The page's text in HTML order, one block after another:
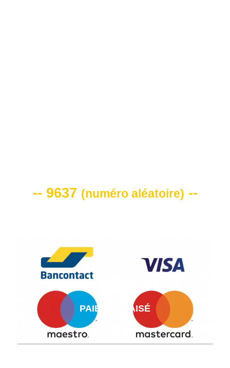
-- 9637 (numéro aléatoire) --
PAIEMENT AISÉ